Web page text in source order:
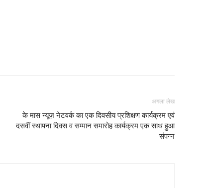
अगला लेख
के मास न्यूज़ नेटवर्क का एक दिवसीय प्रशिक्षण कार्यक्रम एवं
दसवीं स्थापना दिवस व सम्मान समारोह कार्यक्रम एक साथ हुआ
संपन्न